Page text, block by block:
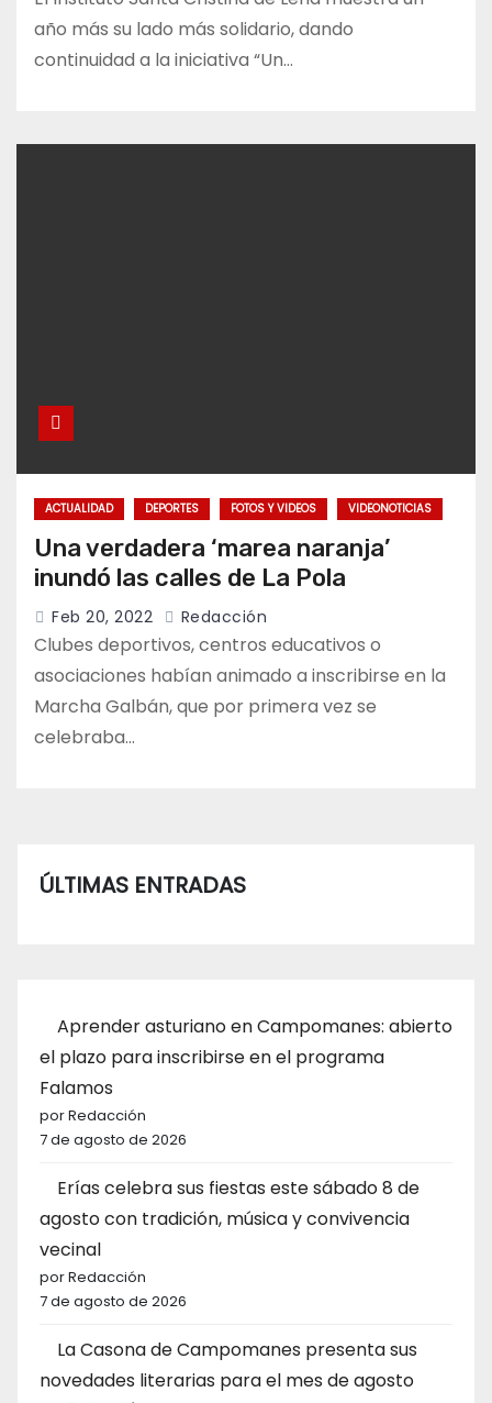
año más su lado más solidario, dando
continuidad a la iniciativa “Un…
ACTUALIDAD DEPORTES FOTOS Y VIDEOS VIDEONOTICIAS
Una verdadera ‘marea naranja’
inundó las calles de La Pola
Feb 20, 2022 Redacción
Clubes deportivos, centros educativos o
asociaciones habían animado a inscribirse en la
Marcha Galbán, que por primera vez se
celebraba…
ÚLTIMAS ENTRADAS
Aprender asturiano en Campomanes: abierto
el plazo para inscribirse en el programa
Falamos
por Redacción
7 de agosto de 2026
Erías celebra sus fiestas este sábado 8 de
agosto con tradición, música y convivencia
vecinal
por Redacción
7 de agosto de 2026
La Casona de Campomanes presenta sus
novedades literarias para el mes de agosto